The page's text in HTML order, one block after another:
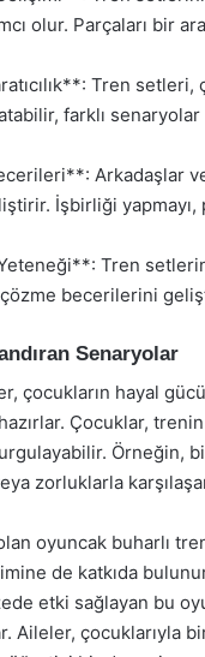
olur. Parçaları bir
Tren
farklı
Arkadaşlar
İşbirliği yapmayı,
Tren
becerilerini
Senaryolar
çocukların hayal
Çocuklar,
Örneğin,
zorluklarla
oyuncak buharlı
de katkıda
etki sağlayan bu
Aileler, çocuklarıyla